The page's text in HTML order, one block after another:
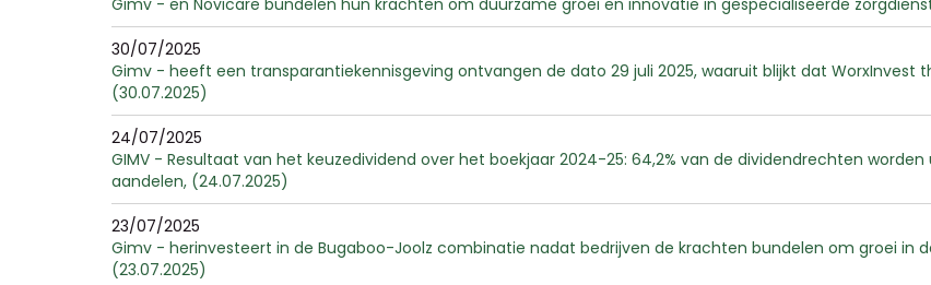
Gimv - en Novicare bundelen hun krachten om duurzame groei en innovatie in gespecialiseerde
30/07/2025
Gimv - heeft een transparantiekennisgeving ontvangen de dato 29 juli 2025, waaruit blijkt dat WorxInvest
(30.07.2025)
24/07/2025
GIMV - Resultaat van het keuzedividend over het boekjaar 2024-25: 64,2% van de dividendrechten
aandelen, (24.07.2025)
23/07/2025
Gimv - herinvesteert in de Bugaboo-Joolz combinatie nadat bedrijven de krachten bundelen om groei in
(23.07.2025)